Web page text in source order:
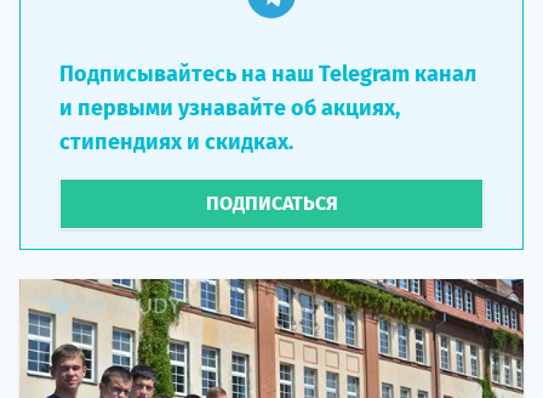
Подписывайтесь на наш Telegram канал
и первыми узнавайте об акциях,
стипендиях и скидках.
ПОДПИСАТЬСЯ